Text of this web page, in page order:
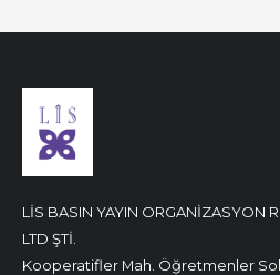
LİS BASIN YAYIN ORGANİZASYON
LTD ŞTİ.
Kooperatifler Mah. Öğretmenler